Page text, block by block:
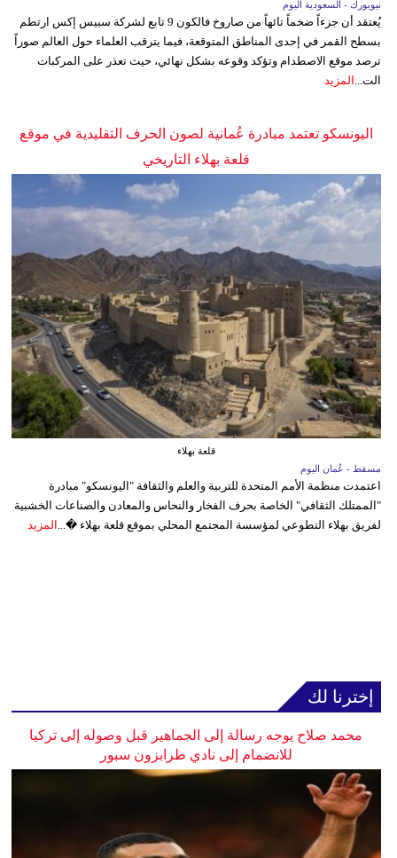
نيويورك - السعودية اليوم
يُعتقد أن جزءاً ضخماً تائهاً من صاروخ فالكون 9 تابع لشركة سبيس إكس ارتطم
بسطح القمر في إحدى المناطق المتوقعة، فيما يترقب العلماء حول العالم صوراً
ترصد موقع الاصطدام وتؤكد وقوعه بشكل نهائي، حيث تعذر على المركبات
الت... المزيد
اليونسكو تعتمد مبادرة عُمانية لصون الحرف التقليدية في موقع
قلعة بهلاء التاريخي
قلعة بهلاء
مسقط - عُمان اليوم
اعتمدت منظمة الأمم المتحدة للتربية والعلم والثقافة "اليونسكو" مبادرة
"الممتلك الثقافي" الخاصة بحرف الفخار والنحاس والمعادن والصناعات الخشبية
لفريق بهلاء التطوعي لمؤسسة المجتمع المحلي بموقع قلعة بهلاء �... المزيد
إخترنا لك
محمد صلاح يوجه رسالة إلى الجماهير قبل وصوله إلى تركيا
للانضمام إلى نادي طرابزون سبور